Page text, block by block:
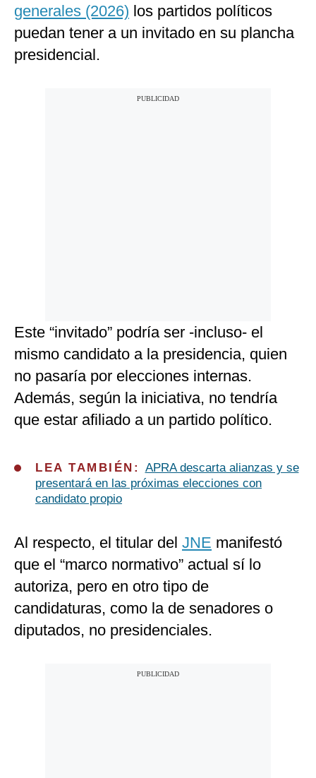
generales (2026) los partidos políticos
puedan tener a un invitado en su plancha
presidencial.
Este “invitado” podría ser -incluso- el
mismo candidato a la presidencia, quien
no pasaría por elecciones internas.
Además, según la iniciativa, no tendría
que estar afiliado a un partido político.
LEA TAMBIÉN: APRA descarta alianzas y se
presentará en las próximas elecciones con
candidato propio
Al respecto, el titular del JNE manifestó
que el “marco normativo” actual sí lo
autoriza, pero en otro tipo de
candidaturas, como la de senadores o
diputados, no presidenciales.